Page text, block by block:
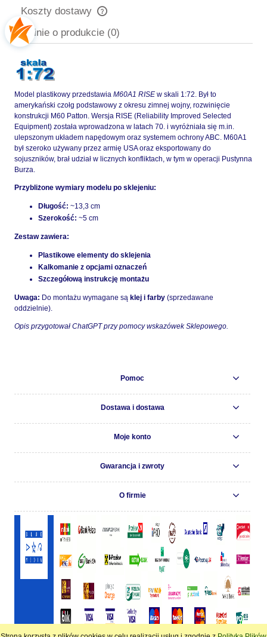
Koszty dostawy
Cena nie zawiera ewentualnych kosztów płatności
Opinie o produkcie (0)
Model plastikowy przedstawia M60A1 RISE w skali 1:72. Był to
amerykański czołg podstawowy z okresu zimnej wojny, rozwinięcie
konstrukcji M60 Patton. Wersja RISE (Reliability Improved Selected
Equipment) została wprowadzona w latach 70. i wyróżniała się m.in.
ulepszonym układem napędowym oraz systemem ochrony ABC. M60A1
był szeroko używany przez armię USA oraz eksportowany do
sojuszników, brał udział w licznych konfliktach, w tym w operacji Pustynna
Burza.
Przybliżone wymiary modelu po sklejeniu:
Długość: ~13,3 cm
Szerokość: ~5 cm
Zestaw zawiera:
Plastikowe elementy do sklejenia
Kalkomanie z opcjami oznaczeń
Szczegółową instrukcję montażu
Uwaga: Do montażu wymagane są klej i farby (sprzedawane
oddzielnie).
Opis przygotował ChatGPT przy pomocy wskazówek Sklepowego.
Pomoc
Dostawa i dostawa
Moje konto
Gwarancja i zwroty
O firmie